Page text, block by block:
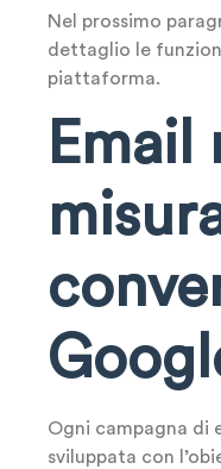
Nel prossimo
dettaglio le
piattaforma.
Email
Ogni campagna di
sviluppata con